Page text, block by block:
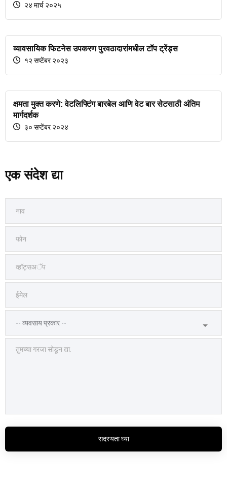
२४ मार्च २०२५
व्यावसायिक फिटनेस उपकरण पुरवठादारांमधील टॉप ट्रेंड्स
१२ सप्टेंबर २०२३
क्षमता मुक्त करणे: वेटलिफ्टिंग बारबेल आणि वेट बार सेटसाठी अंतिम
मार्गदर्शक
३० सप्टेंबर २०२४
एक संदेश द्या
सदस्यता घ्या